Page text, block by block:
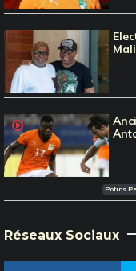
Potins
Réseaux Sociaux